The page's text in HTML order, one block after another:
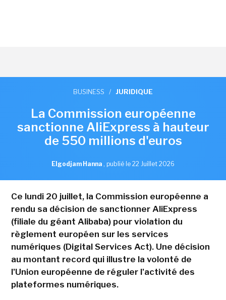
BUSINESS / JURIDIQUE
La Commission européenne
sanctionne AliExpress à hauteur
de 550 millions d'euros
Elgodjam Hanna , publié le 22 Juillet 2026
Ce lundi 20 juillet, la Commission européenne a
rendu sa décision de sanctionner AliExpress
(filiale du géant Alibaba) pour violation du
règlement européen sur les services
numériques (Digital Services Act). Une décision
au montant record qui illustre la volonté de
l'Union européenne de réguler l'activité des
plateformes numériques.